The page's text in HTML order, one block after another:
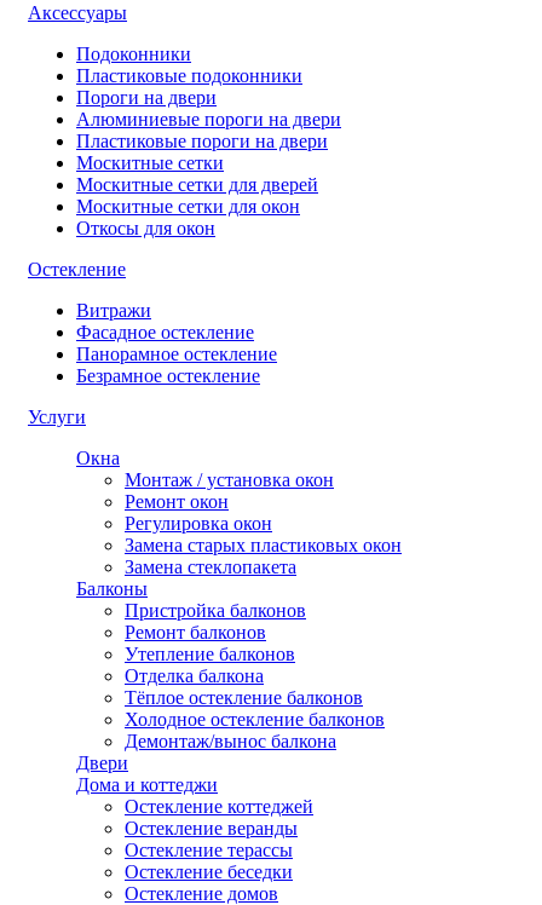
Аксессуары
Подоконники
Пластиковые подоконники
Пороги на двери
Алюминиевые пороги на двери
Пластиковые пороги на двери
Москитные сетки
Москитные сетки для дверей
Москитные сетки для окон
Откосы для окон
Остекление
Витражи
Фасадное остекление
Панорамное остекление
Безрамное остекление
Услуги
Окна
Монтаж / установка окон
Ремонт окон
Регулировка окон
Замена старых пластиковых окон
Замена стеклопакета
Балконы
Пристройка балконов
Ремонт балконов
Утепление балконов
Отделка балкона
Тёплое остекление балконов
Холодное остекление балконов
Демонтаж/вынос балкона
Двери
Дома и коттеджи
Остекление коттеджей
Остекление веранды
Остекление терассы
Остекление беседки
Остекление домов